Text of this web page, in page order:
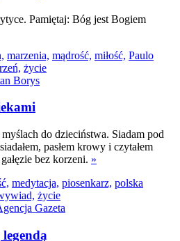
Pamiętaj: Bóg jest Bogiem
marzenia, mądrość, miłość, Paulo
życie
do dzieciństwa. Siadam pod
pasłem krowy i czytałem
bez korzeni. »
medytacja, piosenkarz, polska
życie
legendą